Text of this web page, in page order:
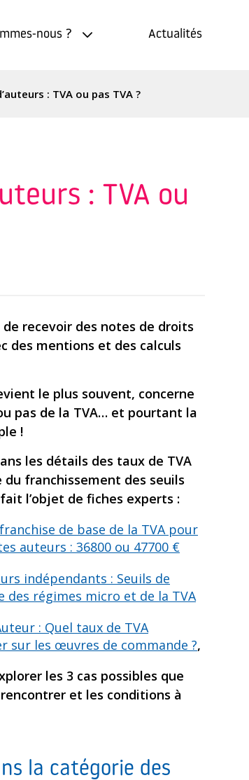
nous ? Actualités
: TVA ou pas TVA ?
: TVA ou
recevoir des notes de droits
des mentions et des calculs
le plus souvent, concerne
pas de la TVA… et pourtant la
!
les détails des taux de TVA
du franchissement des seuils
l’objet de fiches experts :
de base de la TVA pour
auteurs : 36800 ou 47700 €
indépendants : Seuils de
des régimes micro et de la TVA
: Quel taux de TVA
sur les œuvres de commande ?,
les 3 cas possibles que
et les conditions à
la catégorie des